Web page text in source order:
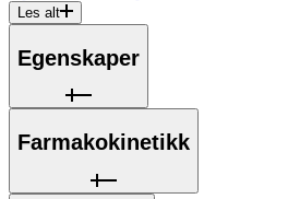
Les alt
Egenskaper
Farmakokinetikk